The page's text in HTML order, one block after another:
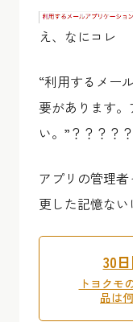
え、なにコレ
“利用するメー
要があります
い。”？？？？
アプリの管理
更した記憶ない
30
トヨクモ
品は